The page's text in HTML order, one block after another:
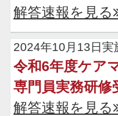
解答速報を見る
2024年10月13日実
令和6年度ケア
専門員実務研修
解答速報を見る